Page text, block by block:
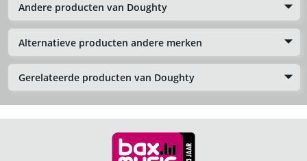
Andere producten van Doughty
Alternatieve producten andere merken
Gerelateerde producten van Doughty